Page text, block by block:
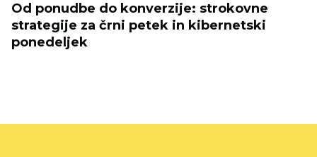
Od ponudbe do konverzije: strokovne
strategije za črni petek in kibernetski
ponedeljek